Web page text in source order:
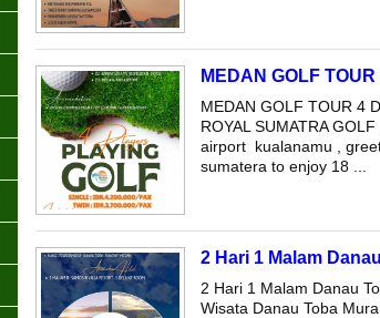
MEDAN GOLF
MEDAN GOLF TOUR 4
ROYAL SUMATRA
airport kualanamu ,
sumatera to enjoy 18 ...
2 Hari 1 Malam
2 Hari 1 Malam Danau
Wisata Danau Toba